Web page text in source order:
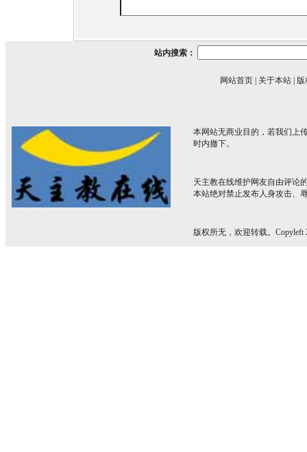
站内搜索：
网站首页 关于本站 版
本网站无商业目的，若我们上
时内撤下。
天主教在线维护网友自由评论
本站绝对禁止发布人身攻击、
版权所无，欢迎转载。